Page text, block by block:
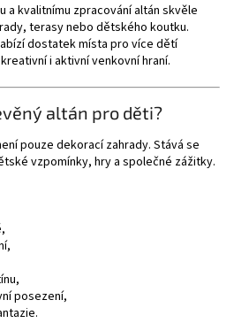
a kvalitnímu zpracování altán skvěle
terasy nebo dětského koutku.
dostatek místa pro více dětí
i aktivní venkovní hraní.
altán pro děti?
pouze dekorací zahrady. Stává se
vzpomínky, hry a společné zážitky.
posezení,